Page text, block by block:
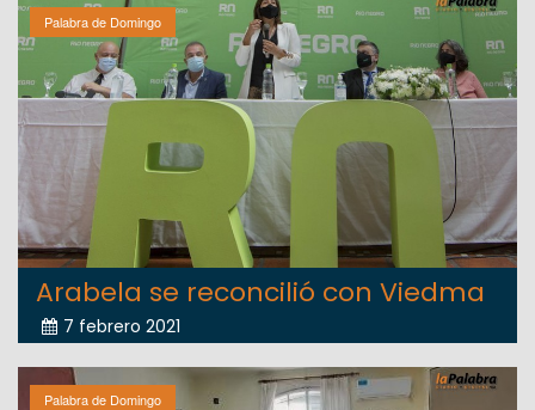
Palabra de Domingo
Arabela se reconcilió con Viedma
7 febrero 2021
Palabra de Domingo